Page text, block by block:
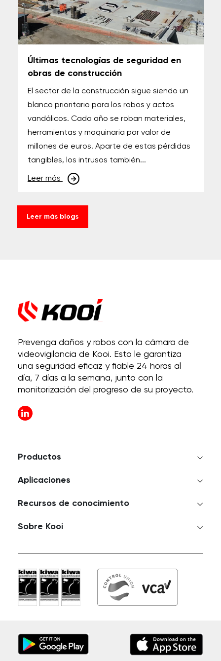
Últimas tecnologías de seguridad en
obras de construcción
El sector de la construcción sigue siendo un
blanco prioritario para los robos y actos
vandálicos. Cada año se roban materiales,
herramientas y maquinaria por valor de
millones de euros. Aparte de estas pérdidas
tangibles, los intrusos también...
Leer más
Leer más blogs
Prevenga daños y robos con la cámara de
videovigilancia de Kooi. Esto le garantiza
una seguridad eficaz y fiable 24 horas al
día, 7 días a la semana, junto con la
monitorización del progreso de su proyecto.
Productos
Aplicaciones
Recursos de conocimiento
Sobre Kooi